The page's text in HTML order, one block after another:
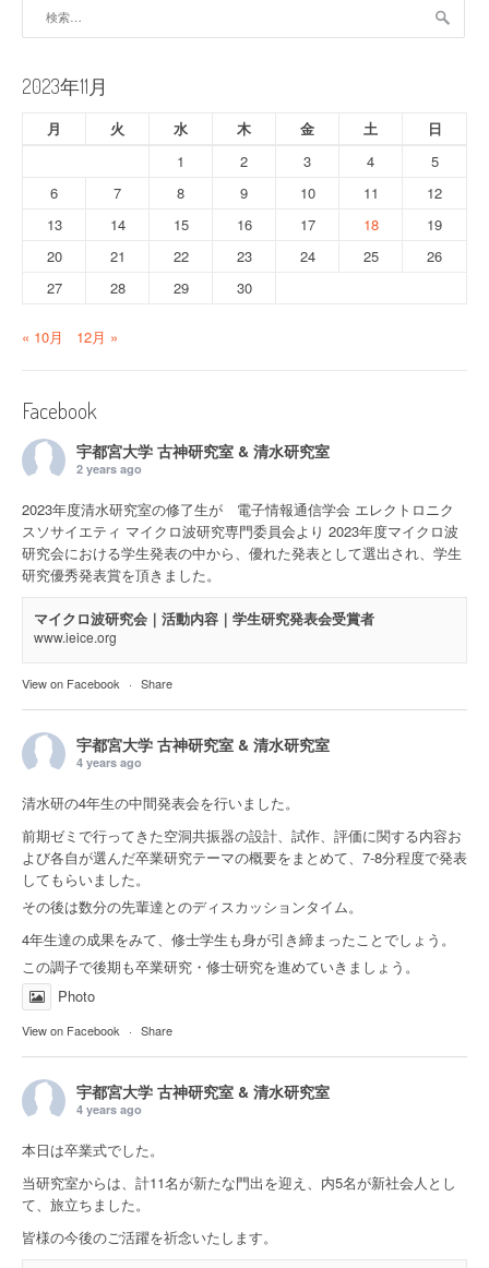
ー
シ
ョ
ン
2023年11月
月 火 水 木 金 土
日
1
2 3 4
5
6
7 8 9 10 11
12
13
14 15 16 17 18
19
20
21 22 23 24 25
26
27
28 29 30
« 10月 12月 »
Facebook
宇都宮大学 古神研究室 & 清水研究室
2 years ago
2023年度清水研究室の修了生が 電子情報通信学会 エレクトロニク
スソサイエティ マイクロ波研究専門委員会より 2023年度マイクロ波
研究会における学生発表の中から、優れた発表として選出され、学生
研究優秀発表賞を頂きました。
マイクロ波研究会｜活動内容｜学生研究発表会受賞者
www.ieice.org
View on Facebook · Share
宇都宮大学 古神研究室 & 清水研究室
4 years ago
清水研の4年生の中間発表会を行いました。
前期ゼミで行ってきた空洞共振器の設計、試作、評価に関する内容お
よび各自が選んだ卒業研究テーマの概要をまとめて、7-8分程度で発表
してもらいました。
その後は数分の先輩達とのディスカッションタイム。
4年生達の成果をみて、修士学生も身が引き締まったことでしょう。
この調子で後期も卒業研究・修士研究を進めていきましょう。
Photo
View on Facebook · Share
宇都宮大学 古神研究室 & 清水研究室
4 years ago
本日は卒業式でした。
当研究室からは、計11名が新たな門出を迎え、内5名が新社会人とし
て、旅立ちました。
皆様の今後のご活躍を祈念いたします。